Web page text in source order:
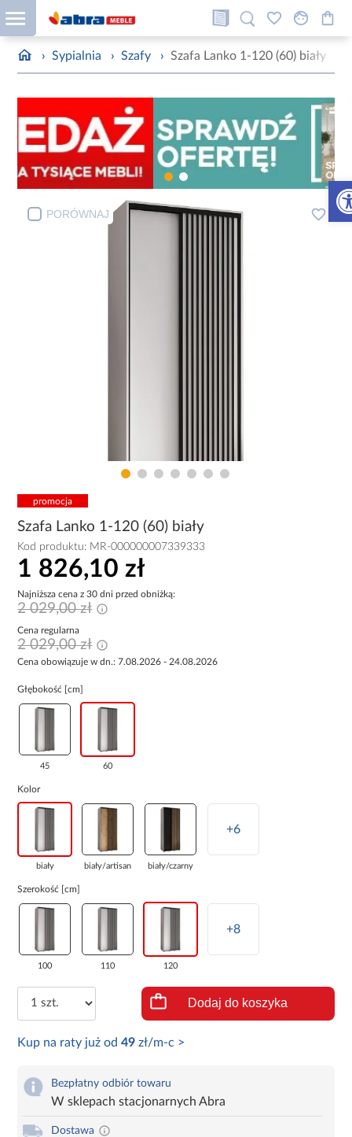
› Sypialnia › Szafy › Szafa Lanko 1-120 (60) biały
PORÓWNAJ
promocja
Szafa Lanko 1-120 (60) biały
Kod produktu: MR-000000007339333
1 826,10 zł
Najniższa cena z 30 dni przed obniżką:
2 029,00 zł
Cena regularna
2 029,00 zł
Cena obowiązuje w dn.: 7.08.2026 - 24.08.2026
Głębokość [cm]
45 60
Kolor
biały biały/artisan biały/czarny
+6
Szerokość [cm]
100 110 120
+8
Dodaj do koszyka
Kup na raty już od49 zł/m-c >
Bezpłatny odbiór towaru
W sklepach stacjonarnych Abra
Dostawa